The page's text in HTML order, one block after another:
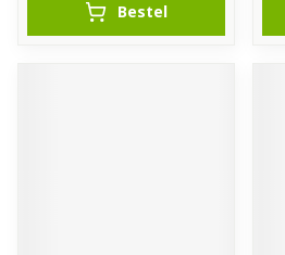
Bestel